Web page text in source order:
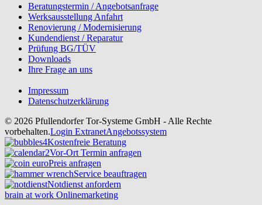
Beratungstermin / Angebotsanfrage
Werksausstellung Anfahrt
Renovierung / Modernisierung
Kundendienst / Reparatur
Prüfung BG/TÜV
Downloads
Ihre Frage an uns
Impressum
Datenschutzerklärung
© 2026 Pfullendorfer Tor-Systeme GmbH - Alle Rechte
vorbehalten.Login ExtranetAngebotssystem
Kostenfreie Beratung
Vor-Ort Termin anfragen
Preis anfragen
Service beauftragen
Notdienst anfordern
brain at work Onlinemarketing